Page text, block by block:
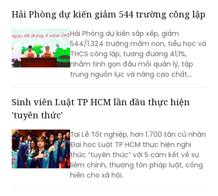
đến việc đổ, chôn lấp trái phép hơn
Hải Phòng dự kiến giảm 544 trường công lập
Hải Phòng dự kiến sắp xếp, giảm
544/1.324 trường mầm non, tiểu học và
THCS công lập, tương đương 41,1%,
nhằm tinh gọn đầu mối quản lý, tập
trung nguồn lực và nâng cao chất
Sinh viên Luật TP HCM lần đầu thực hiện
'tuyên thức'
Tại Lễ Tốt nghiệp, hơn 1.700 tân cử nhân
Đại học Luật TP HCM thực hiện nghi
thức “tuyên thức” với 5 cam kết về sự
liêm chính, thượng tôn pháp luật, cống
hiến cho xã hội.